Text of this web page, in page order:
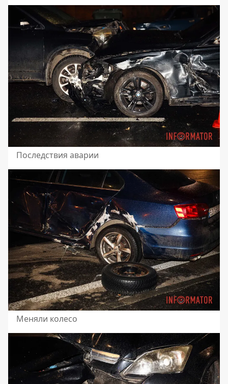
Последствия аварии
Меняли колесо